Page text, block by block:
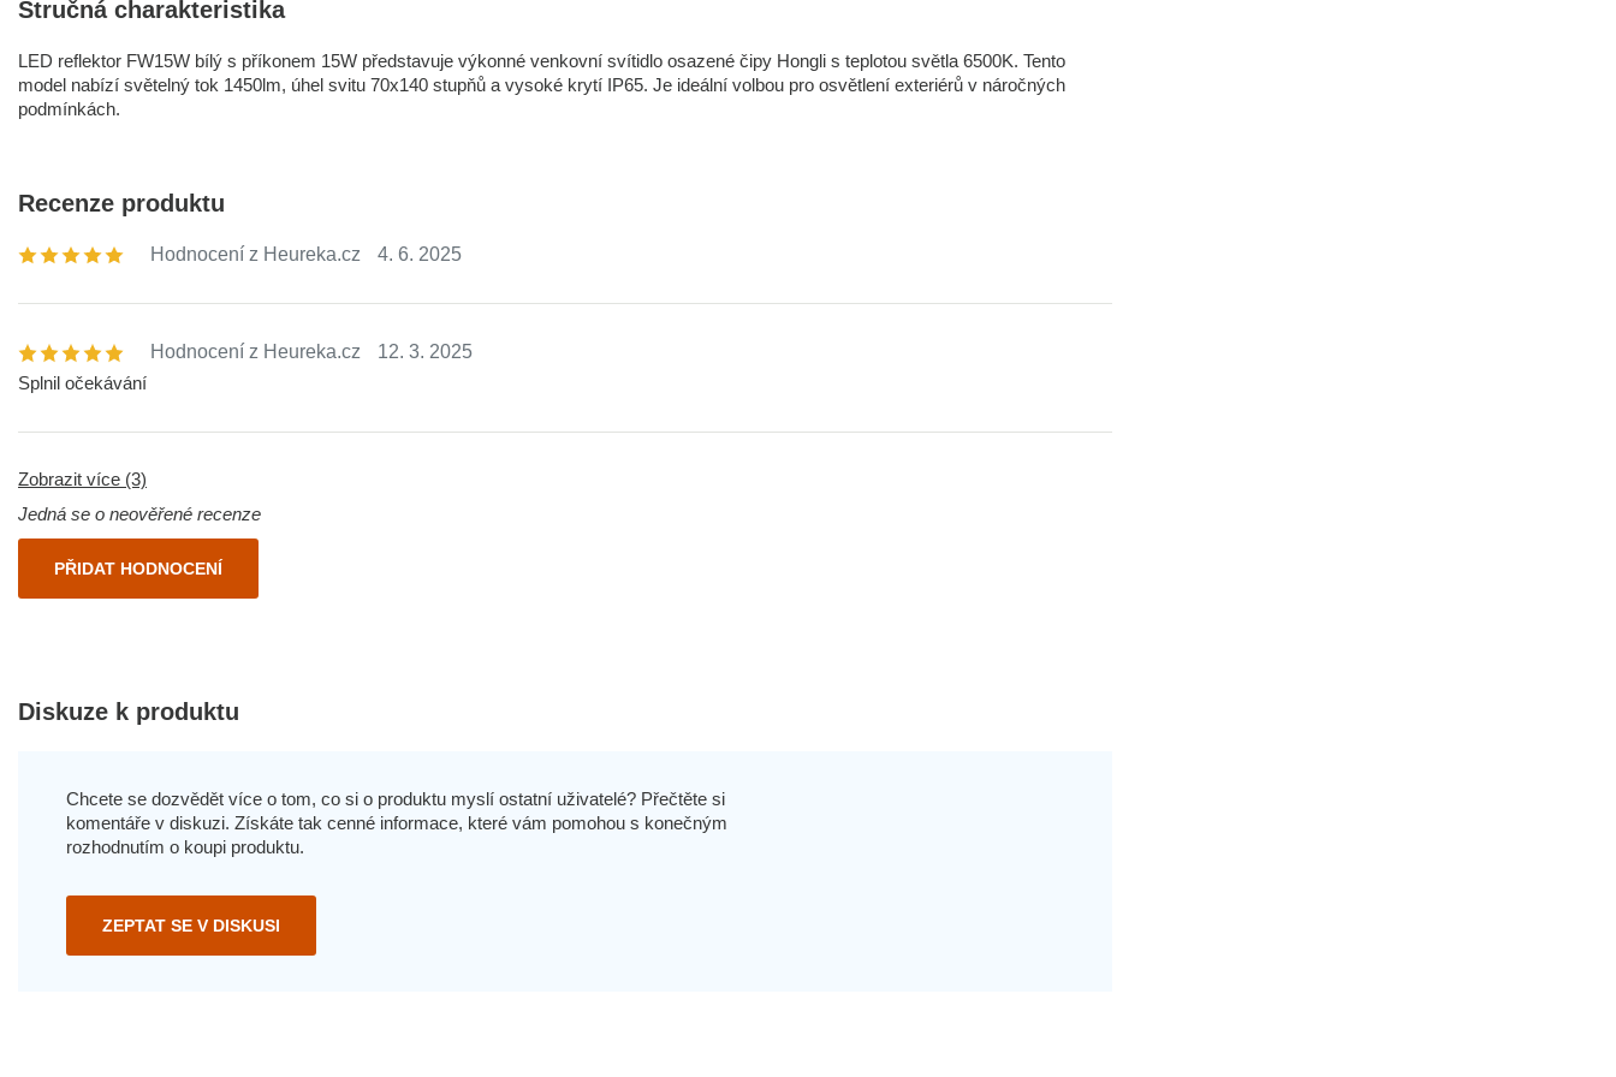
Stručná charakteristika
LED reflektor FW15W bílý s příkonem 15W představuje výkonné venkovní svítidlo osazené čipy Hongli s teplotou světla 6500K. Tento
model nabízí světelný tok 1450lm, úhel svitu 70x140 stupňů a vysoké krytí IP65. Je ideální volbou pro osvětlení exteriérů v náročných
podmínkách.
Recenze produktu
Hodnocení z Heureka.cz 4. 6. 2025
Hodnocení z Heureka.cz
12. 3. 2025
Splnil očekávání
Zobrazit více (3)
Jedná se o neověřené recenze
PŘIDAT HODNOCENÍ
Diskuze k produktu
Chcete se dozvědět více o tom, co si o produktu myslí ostatní uživatelé? Přečtěte si
komentáře v diskuzi. Získáte tak cenné informace, které vám pomohou s konečným
rozhodnutím o koupi produktu.
ZEPTAT SE V DISKUSI